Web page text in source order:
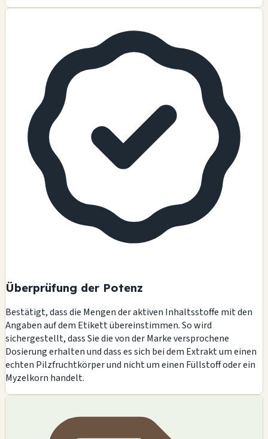
Überprüfung der Potenz
Bestätigt, dass die Mengen der aktiven Inhaltsstoffe mit den
Angaben auf dem Etikett übereinstimmen. So wird
sichergestellt, dass Sie die von der Marke versprochene
Dosierung erhalten und dass es sich bei dem Extrakt um einen
echten Pilzfruchtkörper und nicht um einen Füllstoff oder ein
Myzelkorn handelt.